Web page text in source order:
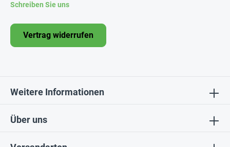
Über uns
Schreiben Sie uns
Vertrag widerrufen
Weitere Informationen